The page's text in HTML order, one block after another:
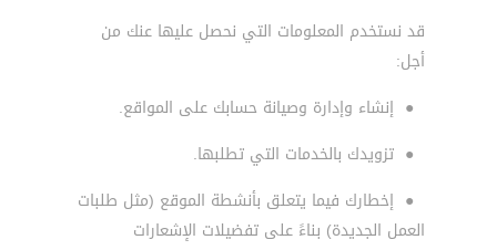
قد نستخدم المعلومات التي نحصل عليها عنك من
أجل:
● إنشاء وإدارة وصيانة حسابك على المواقع.
● تزويدك بالخدمات التي تطلبها.
● إخطارك فيما يتعلق بأنشطة الموقع (مثل طلبات
العمل الجديدة) بناءً على تفضيلات الإشعارات